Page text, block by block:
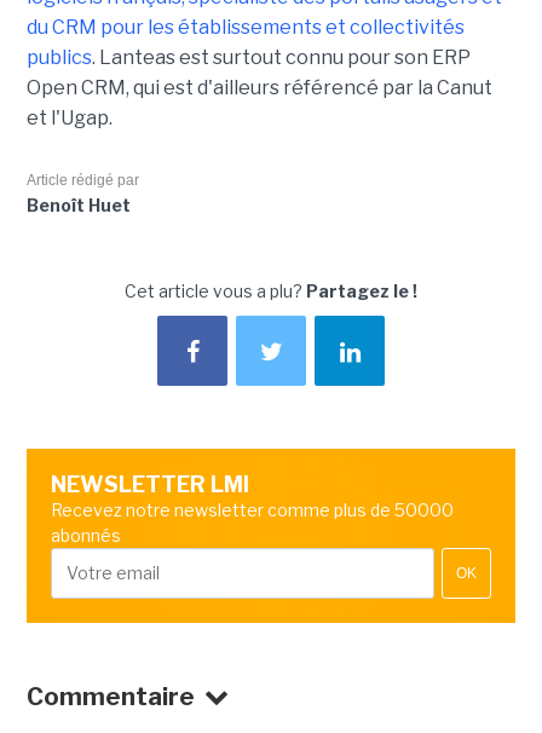
du CRM pour les établissements et collectivités
publics. Lanteas est surtout connu pour son ERP
Open CRM, qui est d'ailleurs référencé par la Canut
et l'Ugap.
Article rédigé par
Benoît Huet
Cet article vous a plu? Partagez le !
NEWSLETTER LMI
Recevez notre newsletter comme plus de 50000
abonnés
OK
Commentaire